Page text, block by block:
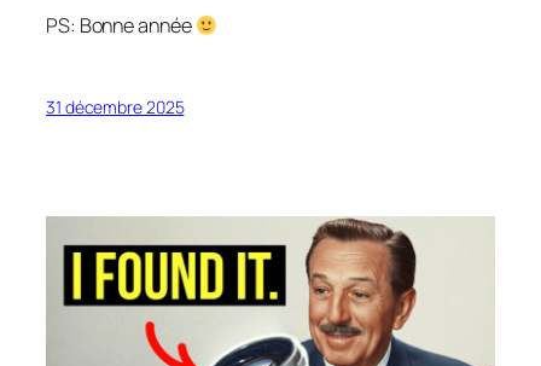
PS: Bonne année
31 décembre 2025